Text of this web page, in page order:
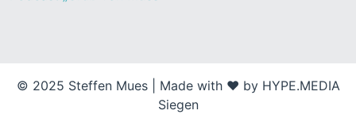
© 2025 Steffen Mues | Made with ❤ by HYPE.MEDIA
Siegen